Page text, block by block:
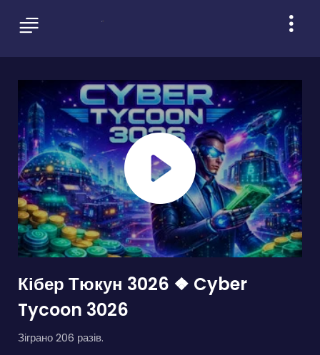
Кібер Тюкун 3026 ❖ Cyber
Tycoon 3026
Зіграно 206 разів.